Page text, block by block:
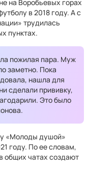
на Воробьевых горах
в 2018 году. А с
трудилась
пунктах.
пожилая пара. Муж
заметно. Пока
нашла для
сделали прививку,
Это было
«Молоды душой»
году. По ее словам,
общих чатах создают